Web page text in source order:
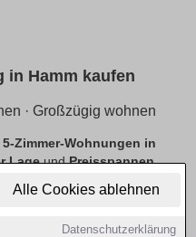
Alle Cookies ablehnen
Datenschutzerklärung
in Hamm kaufen
· Großzügig wohnen
5-Zimmer-Wohnungen in
LageundPreisspannen.
mit passender Ausstattung.